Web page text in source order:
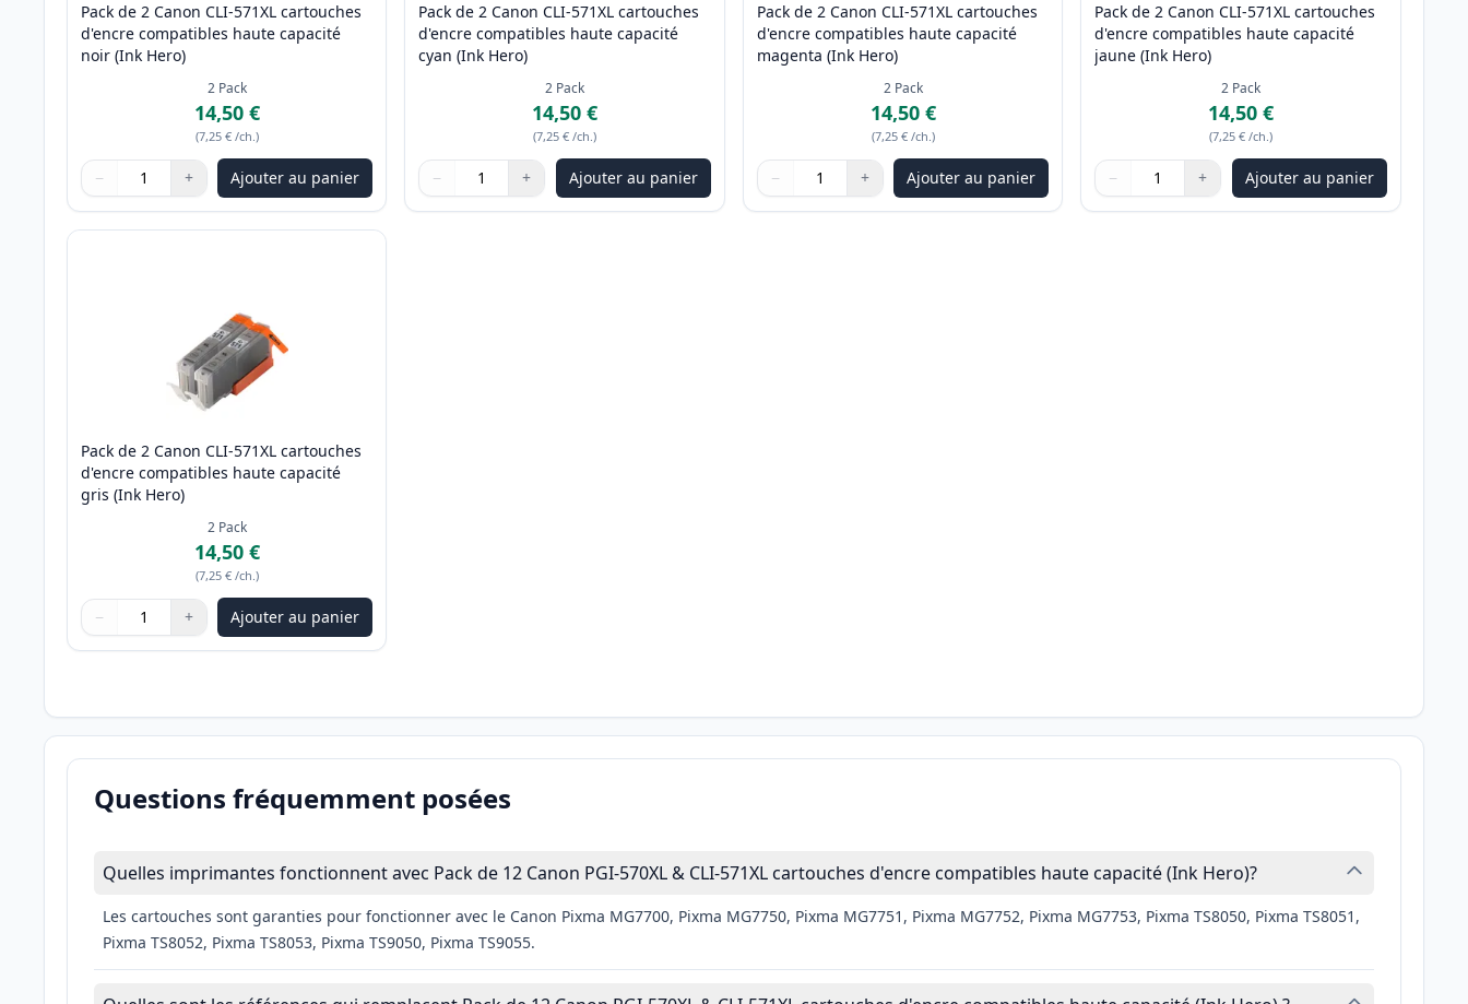
Pack de 2 Canon CLI-571XL cartouches
d'encre compatibles haute capacité
noir (Ink Hero)
2 Pack
14,50 €
(7,25 € /ch.)
Quantité
Utilisez les boutons pour ajuster
− +
Quantité Ajouter au panier
Pack de 2 Canon CLI-571XL cartouches
d'encre compatibles haute capacité
cyan (Ink Hero)
2 Pack
14,50 €
(7,25 € /ch.)
Quantité
Utilisez les boutons pour ajuster
− +
Quantité Ajouter au panier
Pack de 2 Canon CLI-571XL cartouches
d'encre compatibles haute capacité
magenta (Ink Hero)
2 Pack
14,50 €
(7,25 € /ch.)
Quantité
Utilisez les boutons pour ajuster
− +
Quantité: Ajouter au panier
Pack de 2 Canon CLI-571XL cartouches
d'encre compatibles haute capacité
jaune (Ink Hero)
2 Pack
14,50 €
(7,25 € /ch.)
Quantité
Utilisez les boutons pour ajuster
− +
Quantité Ajouter au panier
Pack de 2 Canon CLI-571XL cartouches
d'encre compatibles haute capacité
gris (Ink Hero)
2 Pack
14,50 €
(7,25 € /ch.)
Quantité
Utilisez les boutons pour ajuster
− +
Quantité Ajouter au panier
Questions fréquemment posées
Quelles imprimantes fonctionnent avec Pack de 12 Canon PGI-570XL & CLI-571XL cartouches d'encre compatibles haute capacité (Ink Hero)?
Les cartouches sont garanties pour fonctionner avec le Canon Pixma MG7700, Pixma MG7750, Pixma MG7751, Pixma MG7752, Pixma MG7753, Pixma TS8050, Pixma TS8051,
Pixma TS8052, Pixma TS8053, Pixma TS9050, Pixma TS9055.